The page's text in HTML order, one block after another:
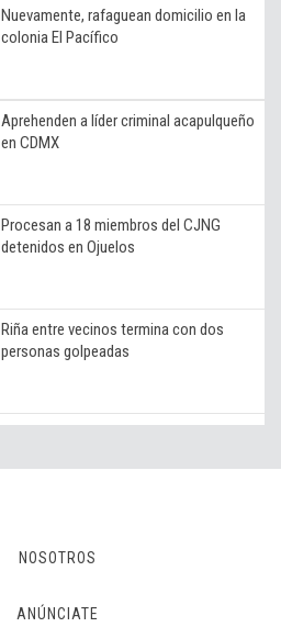
Nuevamente, rafaguean domicilio en la
colonia El Pacífico
Aprehenden a líder criminal acapulqueño
en CDMX
Procesan a 18 miembros del CJNG
detenidos en Ojuelos
Riña entre vecinos termina con dos
personas golpeadas
NOSOTROS
ANÚNCIATE